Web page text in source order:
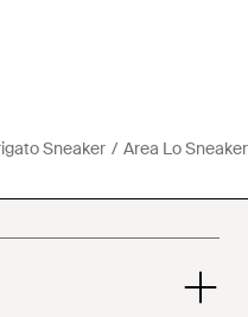
Sneaker Area Lo Sneaker